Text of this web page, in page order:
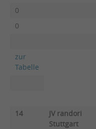
0
0
zur
Tabelle
14
JV randori
Stuttgart